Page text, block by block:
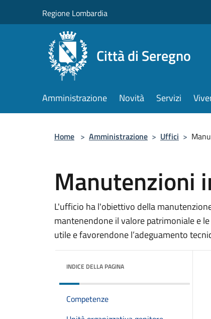
Regione Lombardia
Città di Seregno
Amministrazione Novità Servizi
Home > Amministrazione > Uffici >
Manutenzioni
L'ufficio ha l'obiettivo della
mantenendone il valore patrimoniale e
utile e favorendone l’adeguamento
INDICE DELLA PAGINA
Competenze